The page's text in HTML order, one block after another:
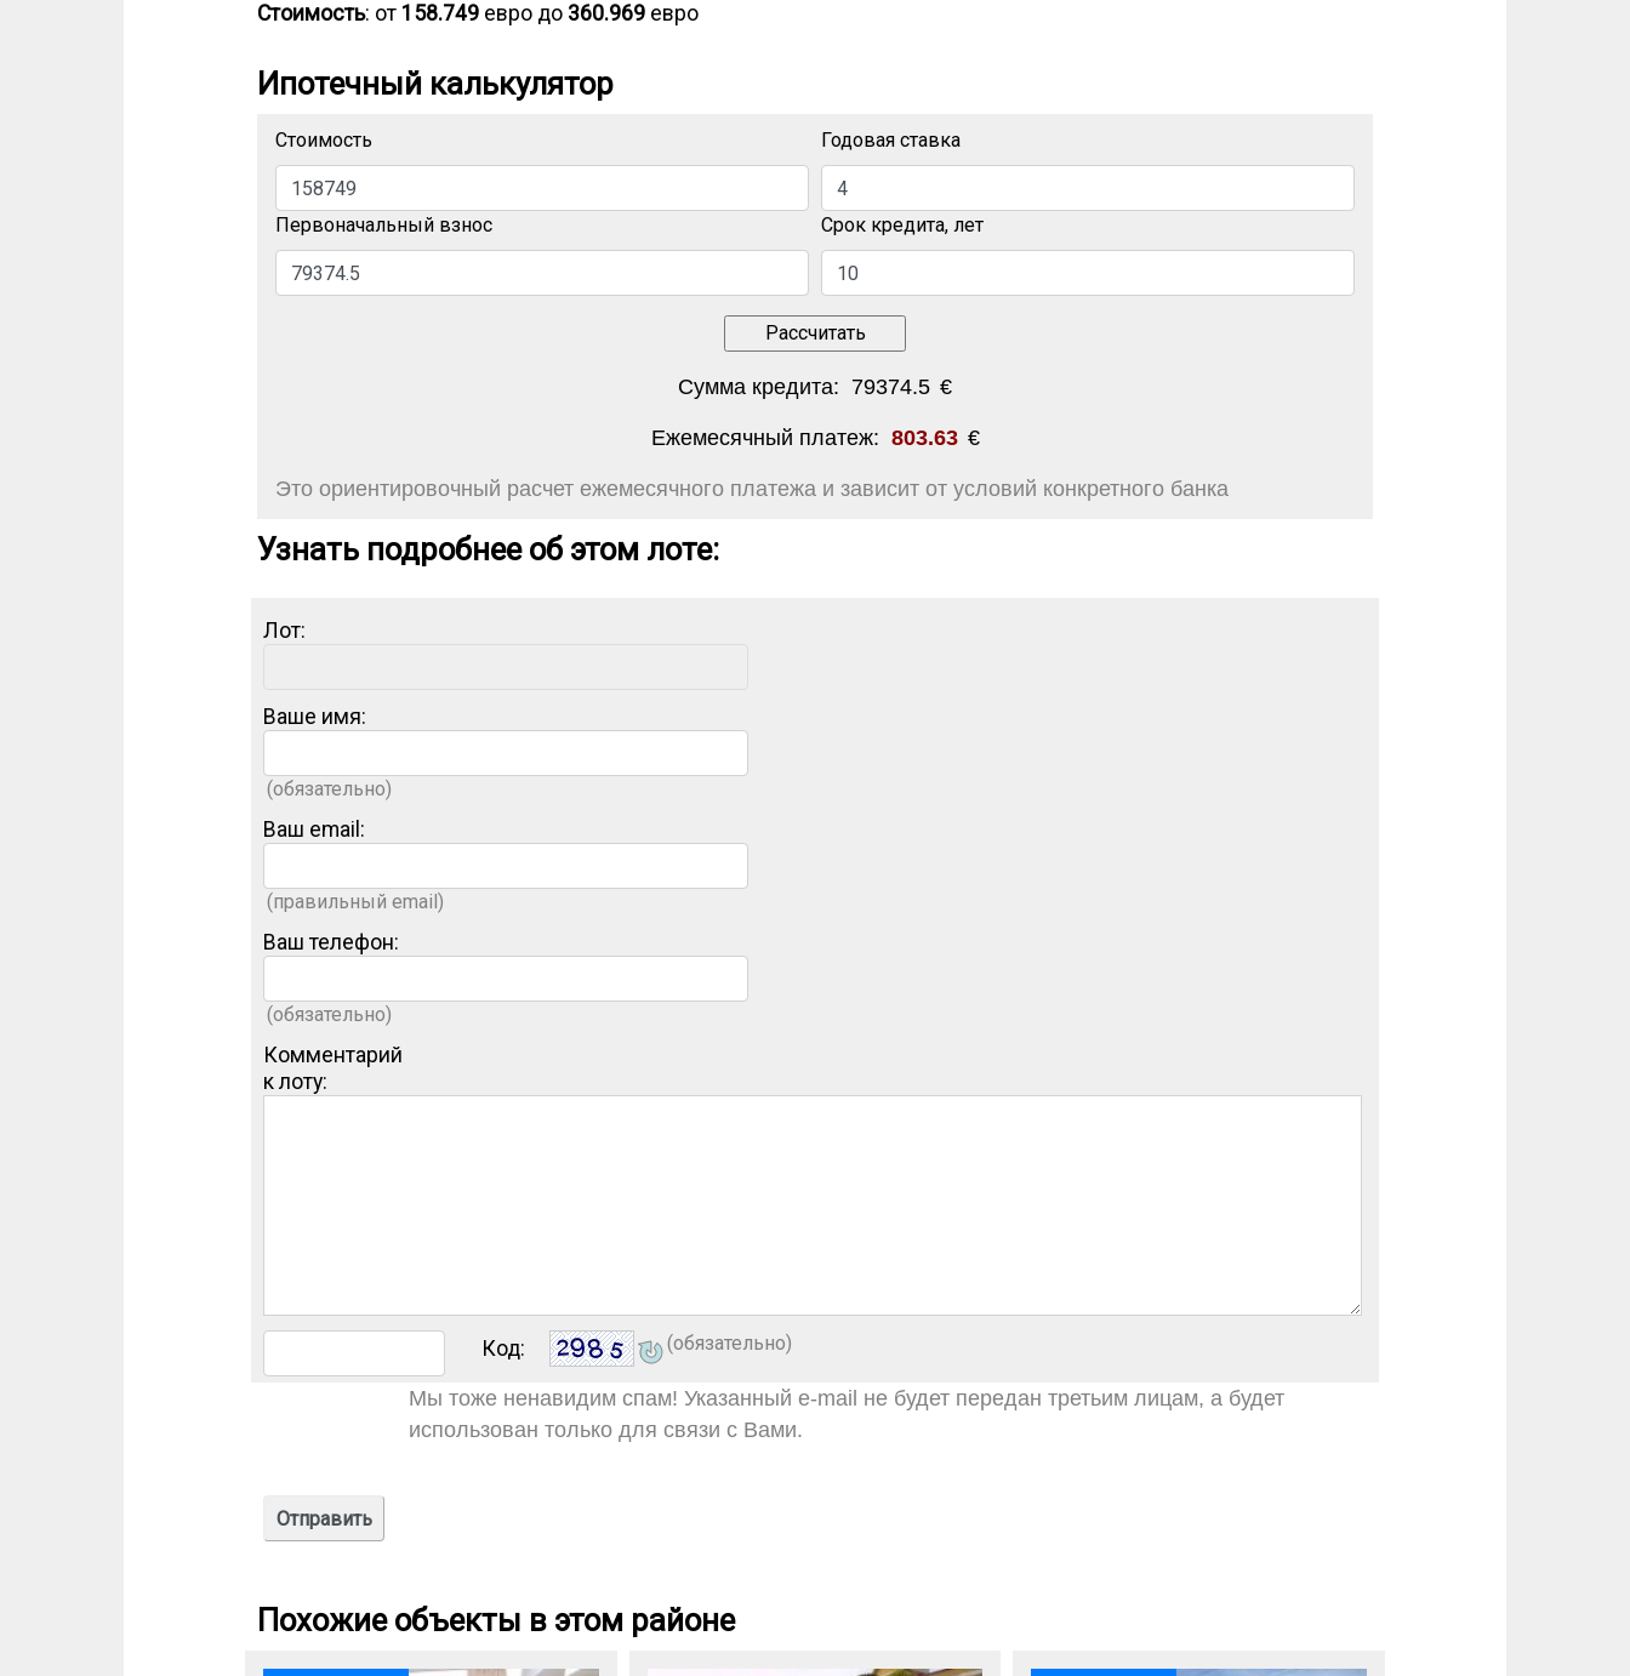
Стоимость: от 158.749 евро до 360.969 евро
Ипотечный калькулятор
Стоимость
Первоначальный взнос
Годовая ставка
Срок кредита, лет
Сумма кредита: 79374.5 €
Ежемесячный платеж: 803.63 €
Это ориентировочный расчет ежемесячного платежа и зависит от условий конкретного банка
Узнать подробнее об этом лоте:
Лот:
Ваше имя:
(обязательно)
Ваш email:
(правильный email)
Ваш телефон:
(обязательно)
Комментарий
к лоту:
Код: (обязательно)
Мы тоже ненавидим спам! Указанный e-mail не будет передан третьим лицам, а будет
использован только для связи с Вами.
Похожие объекты в этом районе